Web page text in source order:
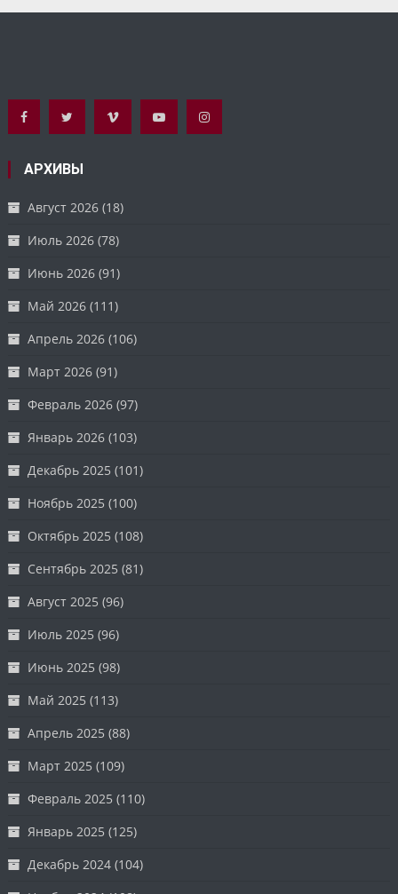
АРХИВЫ
Август 2026 (18)
Июль 2026 (78)
Июнь 2026 (91)
Май 2026 (111)
Апрель 2026 (106)
Март 2026 (91)
Февраль 2026 (97)
Январь 2026 (103)
Декабрь 2025 (101)
Ноябрь 2025 (100)
Октябрь 2025 (108)
Сентябрь 2025 (81)
Август 2025 (96)
Июль 2025 (96)
Июнь 2025 (98)
Май 2025 (113)
Апрель 2025 (88)
Март 2025 (109)
Февраль 2025 (110)
Январь 2025 (125)
Декабрь 2024 (104)